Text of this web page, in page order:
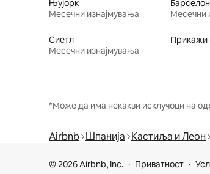
Њујорк
Месечни изнајмувања
Месечни
Сиетл
Месечни изнајмувања
Прикажи
*Може да има некакви исклучоци на
Airbnb Шпанија Кастиља и Леон
© 2026 Airbnb, Inc. Приватност